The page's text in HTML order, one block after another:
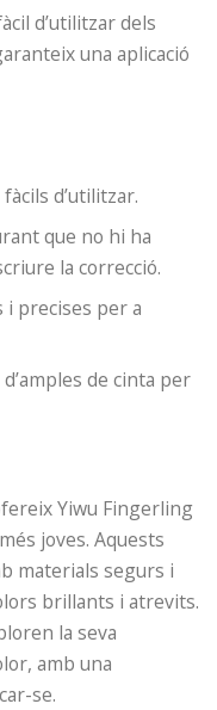
d’utilitzar dels
una aplicació
d’utilitzar.
que no hi ha
la correcció.
i precises per a
de cinta per
Yiwu Fingerling
joves. Aquests
materials segurs i
brillants i atrevits.
la seva
amb una
se.